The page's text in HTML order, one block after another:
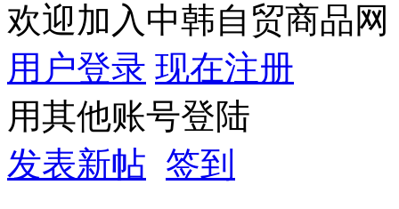
欢迎加入中韩自贸商品网
用户登录 现在注册
用其他账号登陆
发表新帖 签到